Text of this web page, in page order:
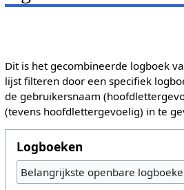
Dit is het gecombineerde logboek
lijst filteren door een specifiek
de gebruikersnaam
(tevens hoofdlettergevoelig) in te
Logboeken
Belangrijkste openbare